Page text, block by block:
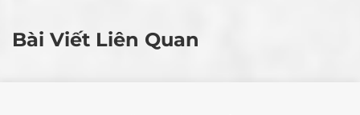
Bài Viết Liên Quan